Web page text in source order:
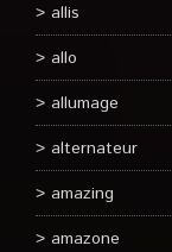
allis
allo
allumage
alternateur
amazing
amazone